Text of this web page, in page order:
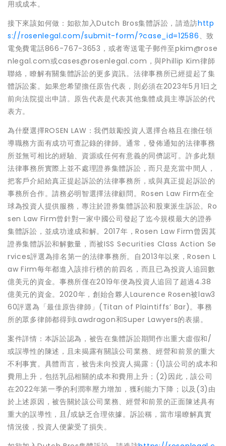
用或成本。
接下來該如何做：如欲加入Dutch Bros集體訴訟，請造訪http
s://rosenlegal.com/submit-form/?case_id=12586 、致
電免費電話866-767-3653，或者寄送電子郵件至pkim@rose
nlegal.com或cases@rosenlegal.com，與Phillip Kim律師
聯絡，瞭解有關集體訴訟的更多資訊。法律事務所已經提起了集
體訴訟案。如果您希望擔任原告代表，則必須在2023年5月1日之
前向法院提出申請。原告代表是代表其他集體成員主導訴訟的代
表方。
為什麼選擇ROSEN LAW：我們鼓勵投資人選擇合格且在擔任領
導職務方面有成功可查記錄的律師。通常，發佈通知的法律事務
所並無可相比的經驗、資源或任何有意義的同儕認可。許多此類
法律事務所實際上並不處理證券集體訴訟，而只是充當中間人，
把客戶介紹給真正提起訴訟的法律事務所，或與真正提起訴訟的
事務所合作。請務必明智選擇法律顧問。Rosen Law Firm在全
球為投資人提供服務，專注於證券集體訴訟和股東派生訴訟。Ro
sen Law Firm曾針對一家中國公司發起了迄今規模最大的證券
集體訴訟，並成功達成和解。2017年，Rosen Law Firm曾因其
證券集體訴訟和解數量，而被ISS Securities Class Action Se
rvices評選為排名第一的法律事務所。自2013年以來，Rosen L
aw Firm每年都進入該排行榜的前四名，而且已為投資人追回數
億美元的資金。事務所僅在2019年便為投資人追回了超過4.38
億美元的資金。2020年，創始合夥人Laurence Rosen被law3
60評選為「最佳原告律師」(Titan of Plaintiffs’ Bar)。事務
所的眾多律師都得到Lawdragon和Super Lawyers的表揚。
案件詳情：本訴訟認為，被告在集體訴訟期間作出重大虛假和/
或誤導性的陳述，且未揭露有關該公司業務、經營和前景的重大
不利事實。具體而言，被告未向投資人揭露：(1)該公司的成本和
費用上升，包括乳品相關的成本和費用上升；(2)因此，該公司
在2022年第一季的利潤率壓力增加，獲利能力下降；以及(3)由
於上述原因，被告關於該公司業務、經營和前景的正面陳述具有
重大的誤導性，且/或缺乏合理依據。訴訟稱，當市場瞭解真實
情況後，投資人便蒙受了損失。